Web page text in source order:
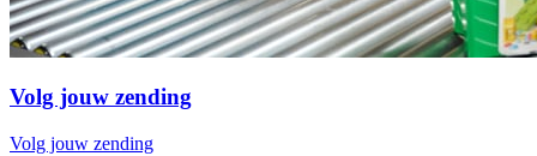
Volg jouw zending
Volg jouw zending